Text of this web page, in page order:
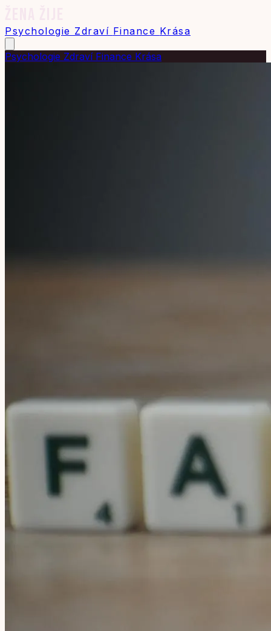
Psychologie Zdraví Finance Krása
Psychologie Zdraví Finance Krása